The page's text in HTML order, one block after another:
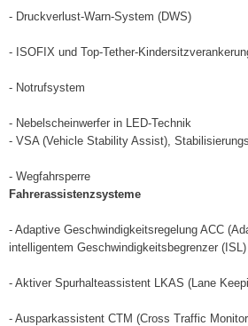
- Druckverlust-Warn-System (DWS)
- ISOFIX und Top-Tether-
- Notrufsystem
- Nebelscheinwerfer in LED-Technik
- VSA (Vehicle Stability Assist),
- Wegfahrsperre
Fahrerassistenzsysteme
- Adaptive Geschwindigkeitsregelung ACC
intelligentem Geschwindigkeitsbegrenzer (ISL)
- Aktiver Spurhalteassistent LKAS (Lane
- Ausparkassistent CTM (Cross Traffic